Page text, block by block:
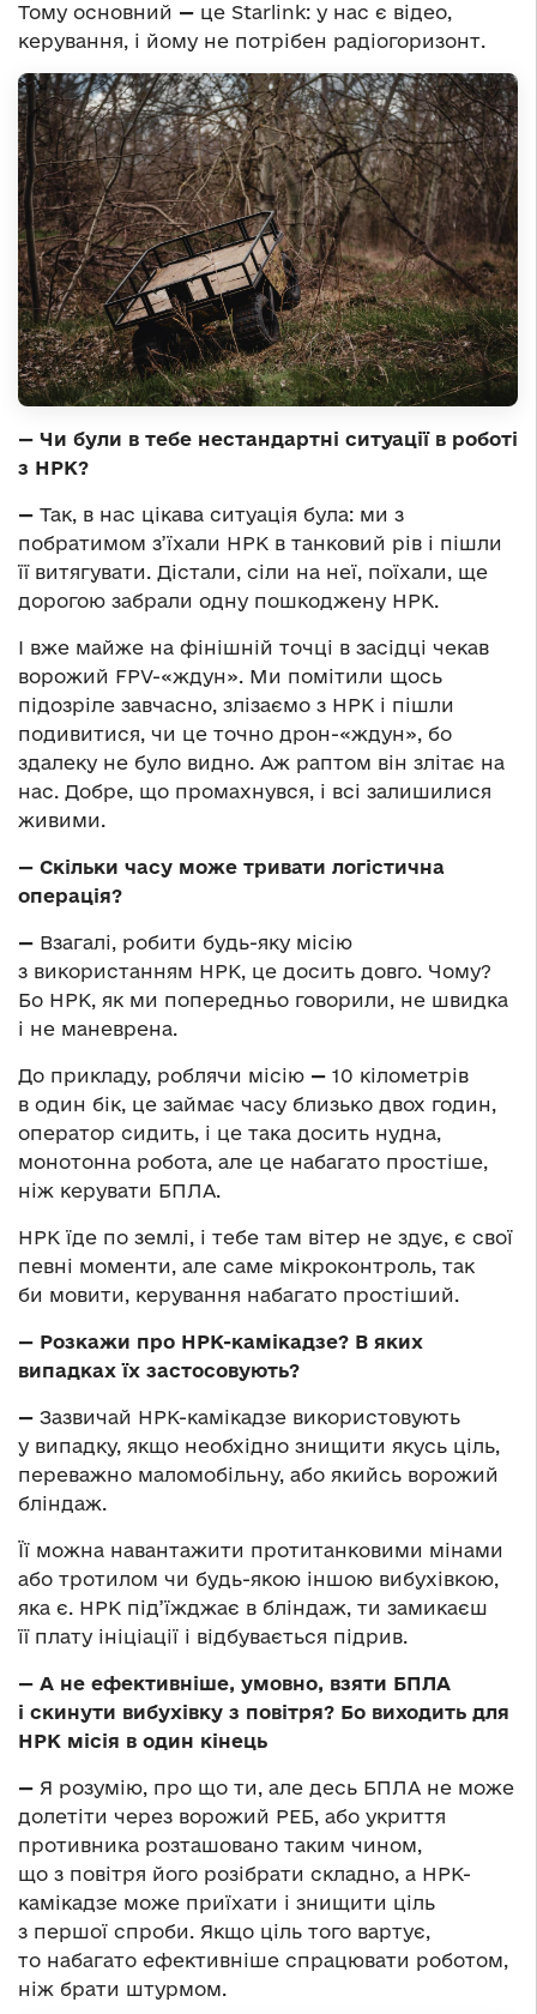
Тому основний — це Starlink: у нас є відео,
керування, і йому не потрібен радіогоризонт.
— Чи були в тебе нестандартні ситуації в роботі
з НРК?
— Так, в нас цікава ситуація була: ми з
побратимом з’їхали НРК в танковий рів і пішли
її витягувати. Дістали, сіли на неї, поїхали, ще
дорогою забрали одну пошкоджену НРК.
І вже майже на фінішній точці в засідці чекав
ворожий FPV-«ждун». Ми помітили щось
підозріле завчасно, злізаємо з НРК і пішли
подивитися, чи це точно дрон-«ждун», бо
здалеку не було видно. Аж раптом він злітає на
нас. Добре, що промахнувся, і всі залишилися
живими.
— Скільки часу може тривати логістична
операція?
— Взагалі, робити будь-яку місію
з використанням НРК, це досить довго. Чому?
Бо НРК, як ми попередньо говорили, не швидка
і не маневрена.
До прикладу, роблячи місію — 10 кілометрів
в один бік, це займає часу близько двох годин,
оператор сидить, і це така досить нудна,
монотонна робота, але це набагато простіше,
ніж керувати БПЛА.
НРК їде по землі, і тебе там вітер не здує, є свої
певні моменти, але саме мікроконтроль, так
би мовити, керування набагато простіший.
— Розкажи про НРК-камікадзе? В яких
випадках їх застосовують?
— Зазвичай НРК-камікадзе використовують
у випадку, якщо необхідно знищити якусь ціль,
переважно маломобільну, або якийсь ворожий
бліндаж.
Її можна навантажити протитанковими мінами
або тротилом чи будь-якою іншою вибухівкою,
яка є. НРК під’їжджає в бліндаж, ти замикаєш
її плату ініціації і відбувається підрив.
— А не ефективніше, умовно, взяти БПЛА
і скинути вибухівку з повітря? Бо виходить для
НРК місія в один кінець
— Я розумію, про що ти, але десь БПЛА не може
долетіти через ворожий РЕБ, або укриття
противника розташовано таким чином,
що з повітря його розібрати складно, а НРК-
камікадзе може приїхати і знищити ціль
з першої спроби. Якщо ціль того вартує,
то набагато ефективніше спрацювати роботом,
ніж брати штурмом.